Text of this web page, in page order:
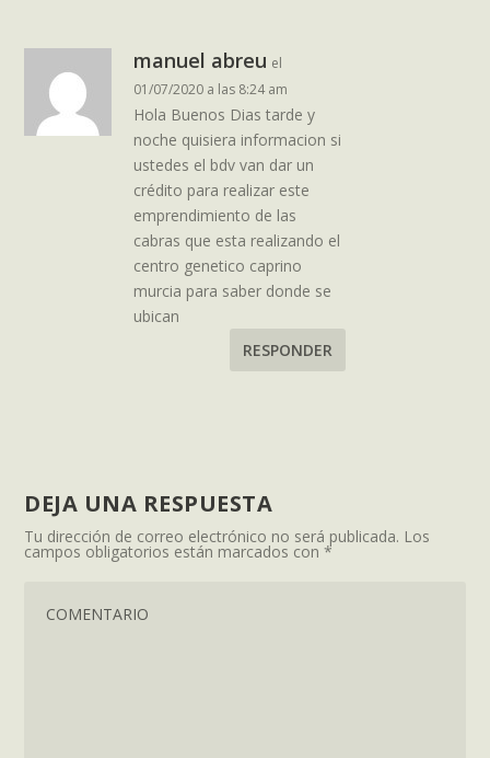
manuel abreu el
01/07/2020 a las 8:24 am
Hola Buenos Dias tarde y
noche quisiera informacion si
ustedes el bdv van dar un
crédito para realizar este
emprendimiento de las
cabras que esta realizando el
centro genetico caprino
murcia para saber donde se
ubican
RESPONDER
DEJA UNA RESPUESTA
Tu dirección de correo electrónico no será publicada. Los
campos obligatorios están marcados con*